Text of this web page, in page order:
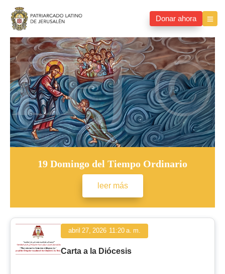
Donar ahora
19 Domingo del Tiempo Ordinario
leer más
abril 27, 2026 11:20 a. m.
Carta a la Diócesis